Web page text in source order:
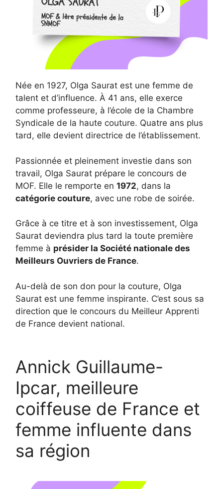
Née en 1927, Olga Saurat est une femme de
talent et d’influence. À 41 ans, elle exerce
comme professeure, à l’école de la Chambre
Syndicale de la haute couture. Quatre ans plus
tard, elle devient directrice de l’établissement.
Passionnée et pleinement investie dans son
travail, Olga Saurat prépare le concours de
MOF. Elle le remporte en 1972, dans la
catégorie couture, avec une robe de soirée.
Grâce à ce titre et à son investissement, Olga
Saurat deviendra plus tard la toute première
femme à présider la Société nationale des
Meilleurs Ouvriers de France.
Au-delà de son don pour la couture, Olga
Saurat est une femme inspirante. C’est sous sa
direction que le concours du Meilleur Apprenti
de France devient national.
Annick Guillaume-
Ipcar, meilleure
coiffeuse de France et
femme influente dans
sa région